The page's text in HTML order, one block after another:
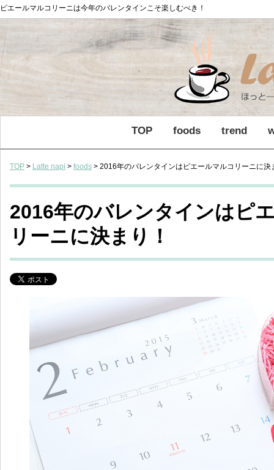
ピエールマルコリーニは今年のバレンタインこそ楽しむべき！
TOP foods trend
TOP > Latte napi > foods > 2016年のバレンタインはピエールマルコリーニに決
2016年のバレンタインはピ
リーニに決まり！